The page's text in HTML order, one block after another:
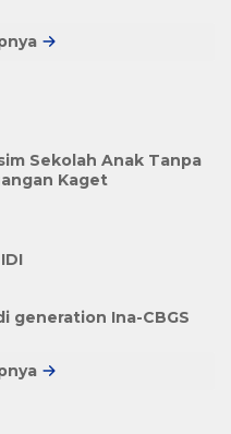
Sekolah Anak Tanpa
Kaget
generation Ina-CBGS